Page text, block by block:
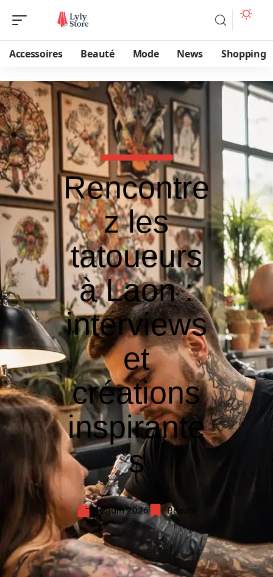
Accessoires Beauté Mode News Shopping
Rencontre
z les
tatoueurs
à Laon :
interviews
et
créations
inspirante
s
12 juin 2026 Beauté